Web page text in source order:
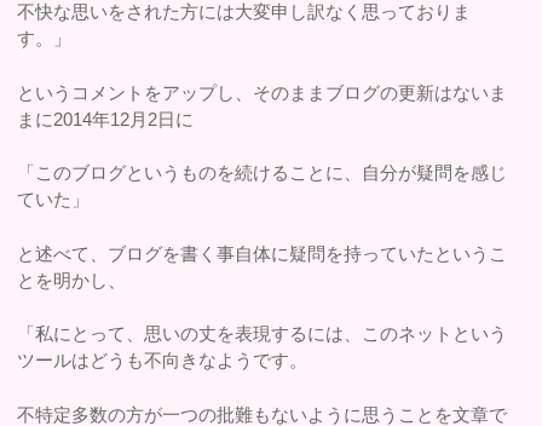
不快な思いをされた方には大変申し訳なく思っておりま
す。」
というコメントをアップし、そのままブログの更新はないま
まに2014年12月2日に
「このブログというものを続けることに、自分が疑問を感じ
ていた」
と述べて、ブログを書く事自体に疑問を持っていたというこ
とを明かし、
「私にとって、思いの丈を表現するには、このネットという
ツールはどうも不向きなようです。
不特定多数の方が一つの批難もないように思うことを文章で